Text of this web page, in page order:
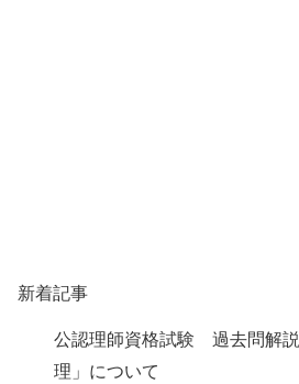
新着記事
公認理師資格試験 過去問解
理」について